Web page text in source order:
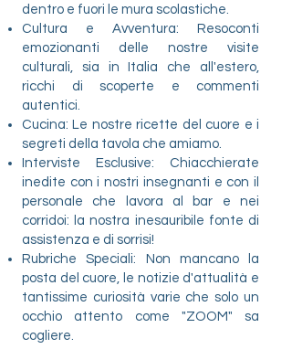
dentro e fuori le mura scolastiche.
​Cultura e Avventura: Resoconti
emozionanti delle nostre visite
culturali, sia in Italia che all'estero,
ricchi di scoperte e commenti
autentici.
​Cucina: Le nostre ricette del cuore e i
segreti della tavola che amiamo.
​Interviste Esclusive: Chiacchierate
inedite con i nostri insegnanti e con il
personale che lavora al bar e nei
corridoi: la nostra inesauribile fonte di
assistenza e di sorrisi!
​Rubriche Speciali: Non mancano la
posta del cuore, le notizie d'attualità e
tantissime curiosità varie che solo un
occhio attento come "ZOOM" sa
cogliere.